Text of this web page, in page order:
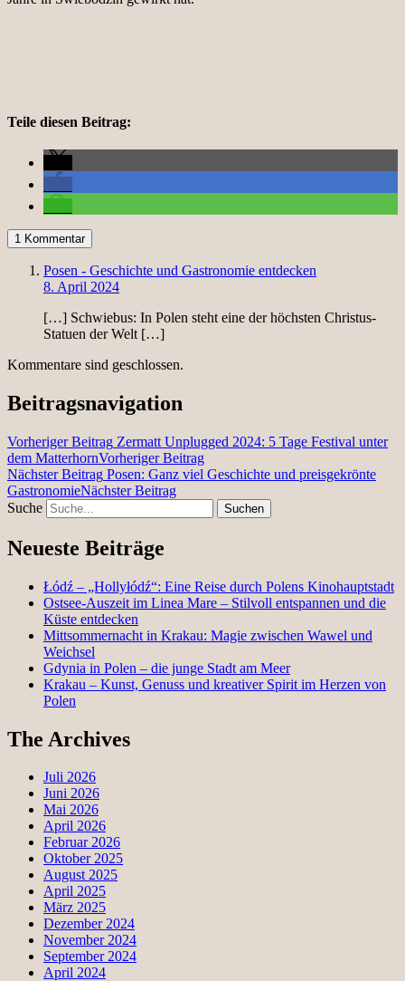
Teile diesen Beitrag:
1 Kommentar
Posen - Geschichte und Gastronomie entdecken
8. April 2024
[…] Schwiebus: In Polen steht eine der höchsten Christus-
Statuen der Welt […]
Kommentare sind geschlossen.
Beitragsnavigation
Vorheriger Beitrag Zermatt Unplugged 2024: 5 Tage Festival unter
dem MatterhornVorheriger Beitrag
Nächster Beitrag Posen: Ganz viel Geschichte und preisgekrönte
GastronomieNächster Beitrag
Suche
Neueste Beiträge
Łódź – „Hollyłódź“: Eine Reise durch Polens Kinohauptstadt
Ostsee-Auszeit im Linea Mare – Stilvoll entspannen und die
Küste entdecken
Mittsommernacht in Krakau: Magie zwischen Wawel und
Weichsel
Gdynia in Polen – die junge Stadt am Meer
Krakau – Kunst, Genuss und kreativer Spirit im Herzen von
Polen
The Archives
Juli 2026
Juni 2026
Mai 2026
April 2026
Februar 2026
Oktober 2025
August 2025
April 2025
März 2025
Dezember 2024
November 2024
September 2024
April 2024